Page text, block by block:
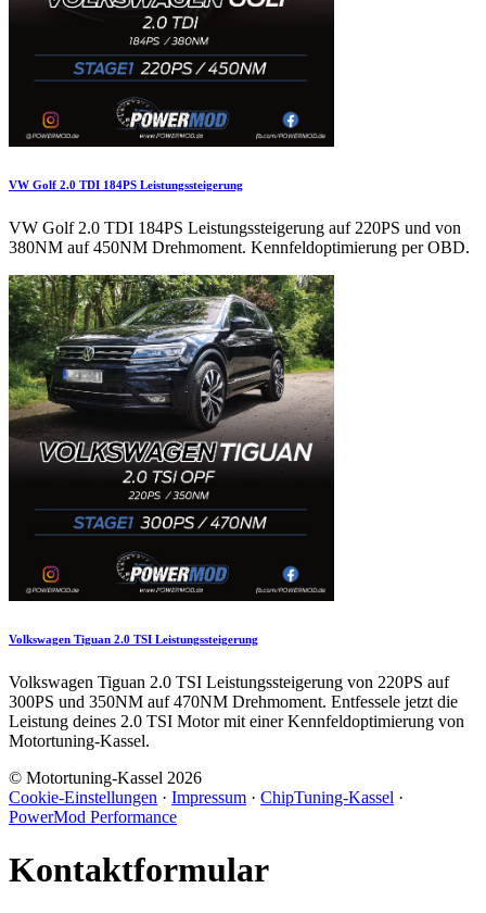
VW Golf 2.0 TDI 184PS Leistungssteigerung
VW Golf 2.0 TDI 184PS Leistungssteigerung auf 220PS und von
380NM auf 450NM Drehmoment. Kennfeldoptimierung per OBD.
Volkswagen Tiguan 2.0 TSI Leistungssteigerung
Volkswagen Tiguan 2.0 TSI Leistungssteigerung von 220PS auf
300PS und 350NM auf 470NM Drehmoment. Entfessele jetzt die
Leistung deines 2.0 TSI Motor mit einer Kennfeldoptimierung von
Motortuning-Kassel.
© Motortuning-Kassel 2026
Cookie-Einstellungen · Impressum · ChipTuning-Kassel ·
PowerMod Performance
Kontaktformular